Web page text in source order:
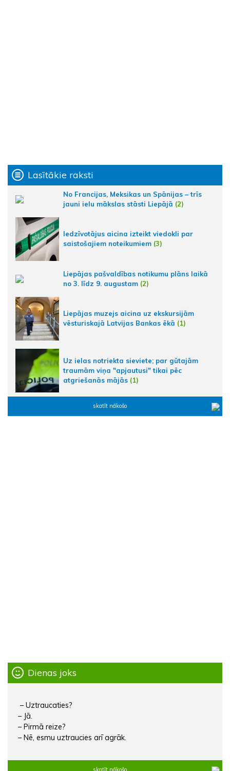
Lasītākie raksti
No Francijas, Meksikas un Spānijas – trīs
jauni ielu mākslas stāsti Liepājā (2)
Iedzīvotājus aicina izteikt viedokli par
saistošajiem noteikumiem (3)
Liepājas pašvaldības notikumu plāns laikā
no 3. līdz 9. augustam (2)
Liepājas muzejs aicina uz ekskursijām
vēsturiskajā Latvijas Bankas ēkā (1)
Uz ielas notriekta sieviete; par gūtajām
traumām viņa "apjautusi" tikai pēc
atgriešanās mājās (1)
skatīt nākošo
Dienas joks
– Uztraucaties?
– Jā.
– Pirmā reize?
– Nē, esmu uztraucies arī agrāk.
skatīt nākošo